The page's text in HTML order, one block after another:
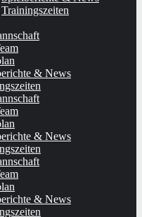
Trainingszeiten
& News
& News
& News